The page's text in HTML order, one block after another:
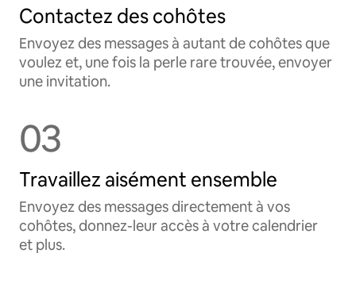
Contactez des cohôtes
Envoyez des messages à autant de cohôtes que
voulez et, une fois la perle rare trouvée, envoyer
une invitation.
03
Travaillez aisément ensemble
Envoyez des messages directement à vos
cohôtes, donnez-leur accès à votre calendrier
et plus.